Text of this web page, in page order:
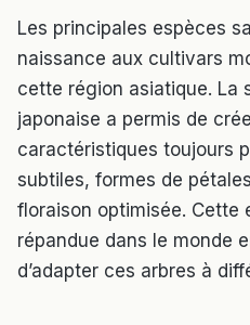
Les principales espèces
naissance aux cultivars
cette région asiatique. La
japonaise a permis de
caractéristiques toujours
subtiles, formes de
floraison optimisée. Cette
répandue dans le monde
d’adapter ces arbres à